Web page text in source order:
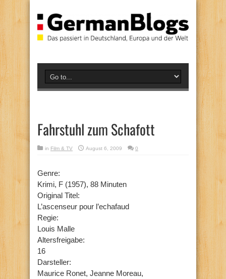
Fahrstuhl zum Schafott
in Film & TV August 6, 2009 0
Genre:
Krimi, F (1957), 88 Minuten
Original Titel:
L’ascenseur pour l’echafaud
Regie:
Louis Malle
Altersfreigabe:
16
Darsteller:
Maurice Ronet, Jeanne Moreau,